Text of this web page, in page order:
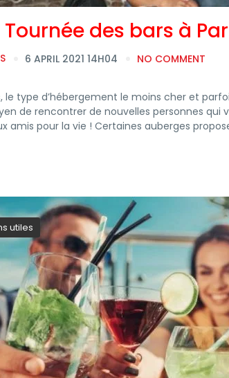
des bars à
6 APRIL 2021 14H04 NO COMMENT
le type d’hébergement le moins cher et
de rencontrer de nouvelles personnes
amis pour la vie ! Certaines auberges
utiles